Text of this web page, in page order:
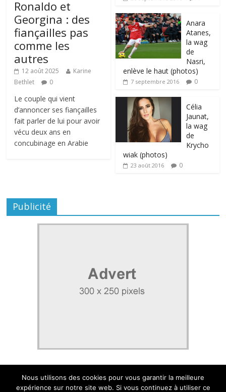
Ronaldo et
Georgina : des
fiançailles pas
comme les
autres
12 août 2025
Karine
Bethlet
0
Le couple qui vient
d’annoncer ses fiançailles
fait parler de lui pour avoir
vécu deux ans en
concubinage en Arabie
Anara
Atanes,
la wag
de
Nasri,
enlève le haut (photos)
7 septembre 2016 0
Célia
Jaunat,
la wag
de
Krycho
wiak (photos)
23 août 2016 0
Publicité
Nous utilisons des cookies pour vous garantir la meilleure
expérience sur notre site web. Si vous continuez à utiliser ce